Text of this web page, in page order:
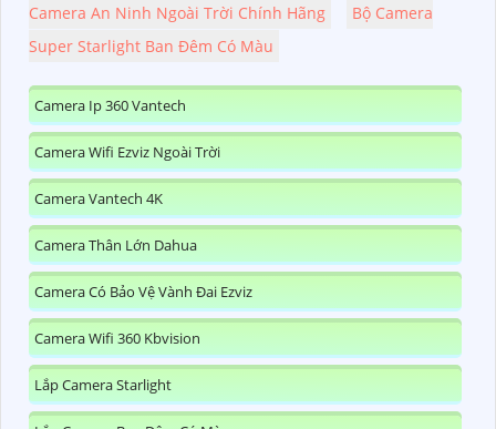
Camera An Ninh Ngoài Trời Chính Hãng
Bộ Camera
Super Starlight Ban Đêm Có Màu
Camera Ip 360 Vantech
Camera Wifi Ezviz Ngoài Trời
Camera Vantech 4K
Camera Thân Lớn Dahua
Camera Có Bảo Vệ Vành Đai Ezviz
Camera Wifi 360 Kbvision
Lắp Camera Starlight